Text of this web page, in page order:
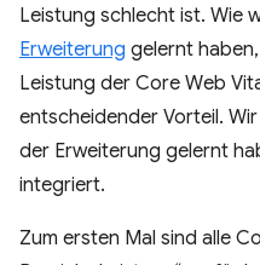
Leistung schlecht ist. Wie
Erweiterung gelernt
Leistung der Core Web
entscheidender Vorteil.
der Erweiterung gelernt
integriert.
Zum ersten Mal sind alle